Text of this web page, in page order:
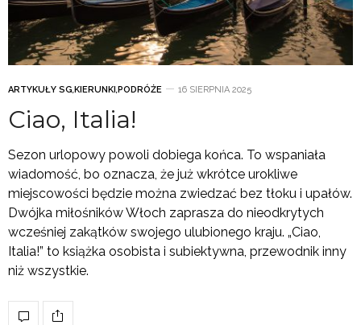
ARTYKUŁY SG,KIERUNKI ,PODRÓŻE 16 SIERPNIA 2025
Ciao, Italia!
Sezon urlopowy powoli dobiega końca. To wspaniała
wiadomość, bo oznacza, że już wkrótce urokliwe
miejscowości będzie można zwiedzać bez tłoku i upałów.
Dwójka miłośników Włoch zaprasza do nieodkrytych
wcześniej zakątków swojego ulubionego kraju. „Ciao,
Italia!” to książka osobista i subiektywna, przewodnik inny
niż wszystkie.